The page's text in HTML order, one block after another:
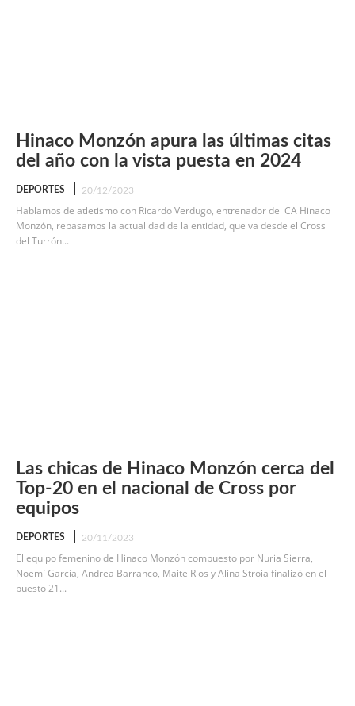
Hinaco Monzón apura las últimas citas
del año con la vista puesta en 2024
DEPORTES 20/12/2023
Hablamos de atletismo con Ricardo Verdugo, entrenador del CA Hinaco
Monzón, repasamos la actualidad de la entidad, que va desde el Cross
del Turrón...
Las chicas de Hinaco Monzón cerca del
Top-20 en el nacional de Cross por
equipos
DEPORTES 20/11/2023
El equipo femenino de Hinaco Monzón compuesto por Nuria Sierra,
Noemí García, Andrea Barranco, Maite Rios y Alina Stroia finalizó en el
puesto 21...